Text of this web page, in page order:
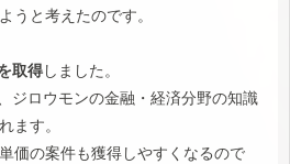
うと考えたのです。
取得しました。
ジロウモンの金融・経済分野の知識
ます。
価の案件も獲得しやすくなるので